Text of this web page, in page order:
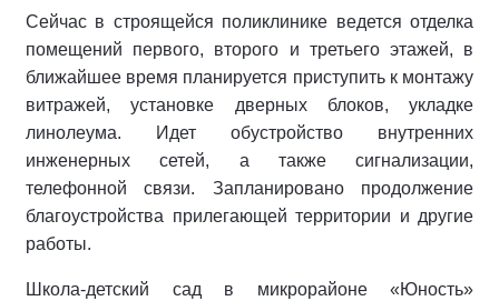
Сейчас в строящейся поликлинике ведется отделка
помещений первого, второго и третьего этажей, в
ближайшее время планируется приступить к монтажу
витражей, установке дверных блоков, укладке
линолеума. Идет обустройство внутренних
инженерных сетей, а также сигнализации,
телефонной связи. Запланировано продолжение
благоустройства прилегающей территории и другие
работы.
Школа-детский сад в микрорайоне «Юность»